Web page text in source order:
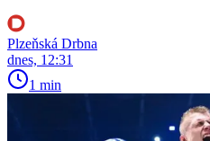
Plzeňská Drbna
dnes, 12:31
1 min